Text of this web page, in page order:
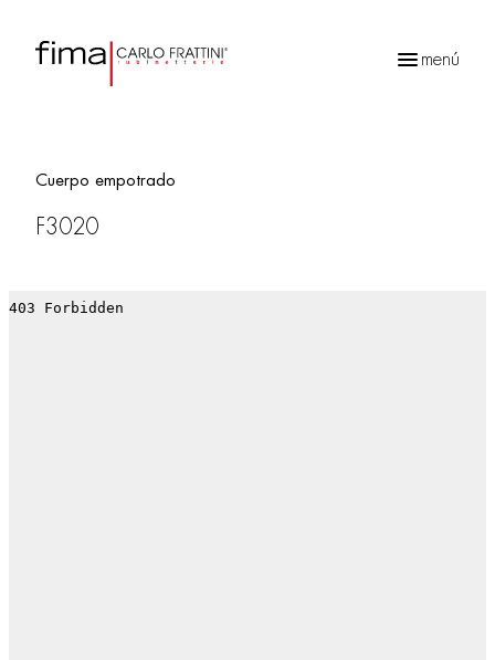
menú
Cuerpo empotrado
F3020